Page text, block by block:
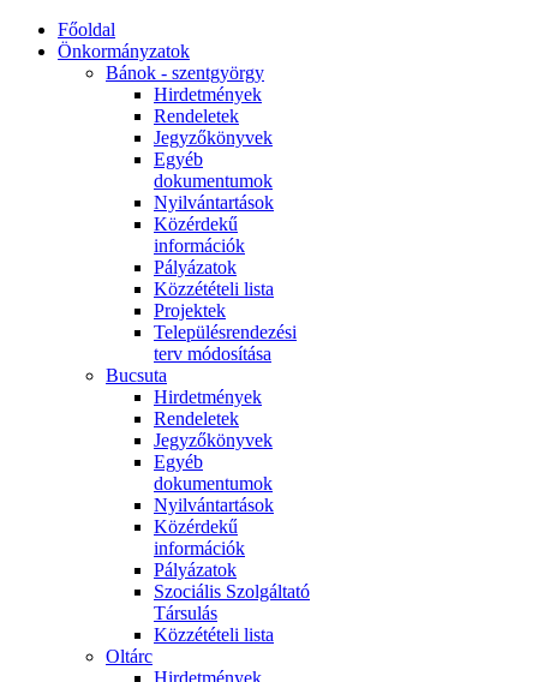
Főoldal
Önkormányzatok
Bánok - szentgyörgy
Hirdetmények
Rendeletek
Jegyzőkönyvek
Egyéb
dokumentumok
Nyilvántartások
Közérdekű
információk
Pályázatok
Közzétételi lista
Projektek
Településrendezési
terv módosítása
Bucsuta
Hirdetmények
Rendeletek
Jegyzőkönyvek
Egyéb
dokumentumok
Nyilvántartások
Közérdekű
információk
Pályázatok
Szociális Szolgáltató
Társulás
Közzétételi lista
Oltárc
Hirdetmények